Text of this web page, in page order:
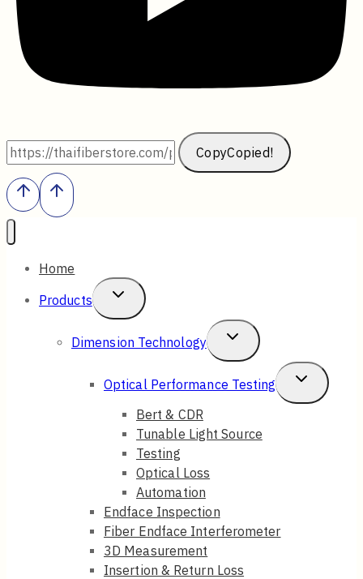
CopyCopied!
Home
Products
Toggle
Child
Menu
Dimension Technology
Toggle
Child
Menu
Optical Performance Testing
Toggle
Child
Bert & CDR
Tunable Light Source
Testing
Optical Loss
Automation
Endface Inspection
Fiber Endface Interferometer
3D Measurement
Insertion & Return Loss